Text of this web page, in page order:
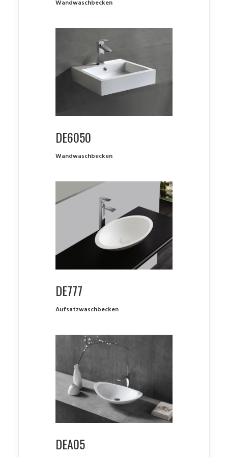
Wandwaschbecken
DE6050
Wandwaschbecken
DE777
Aufsatzwaschbecken
DEA05